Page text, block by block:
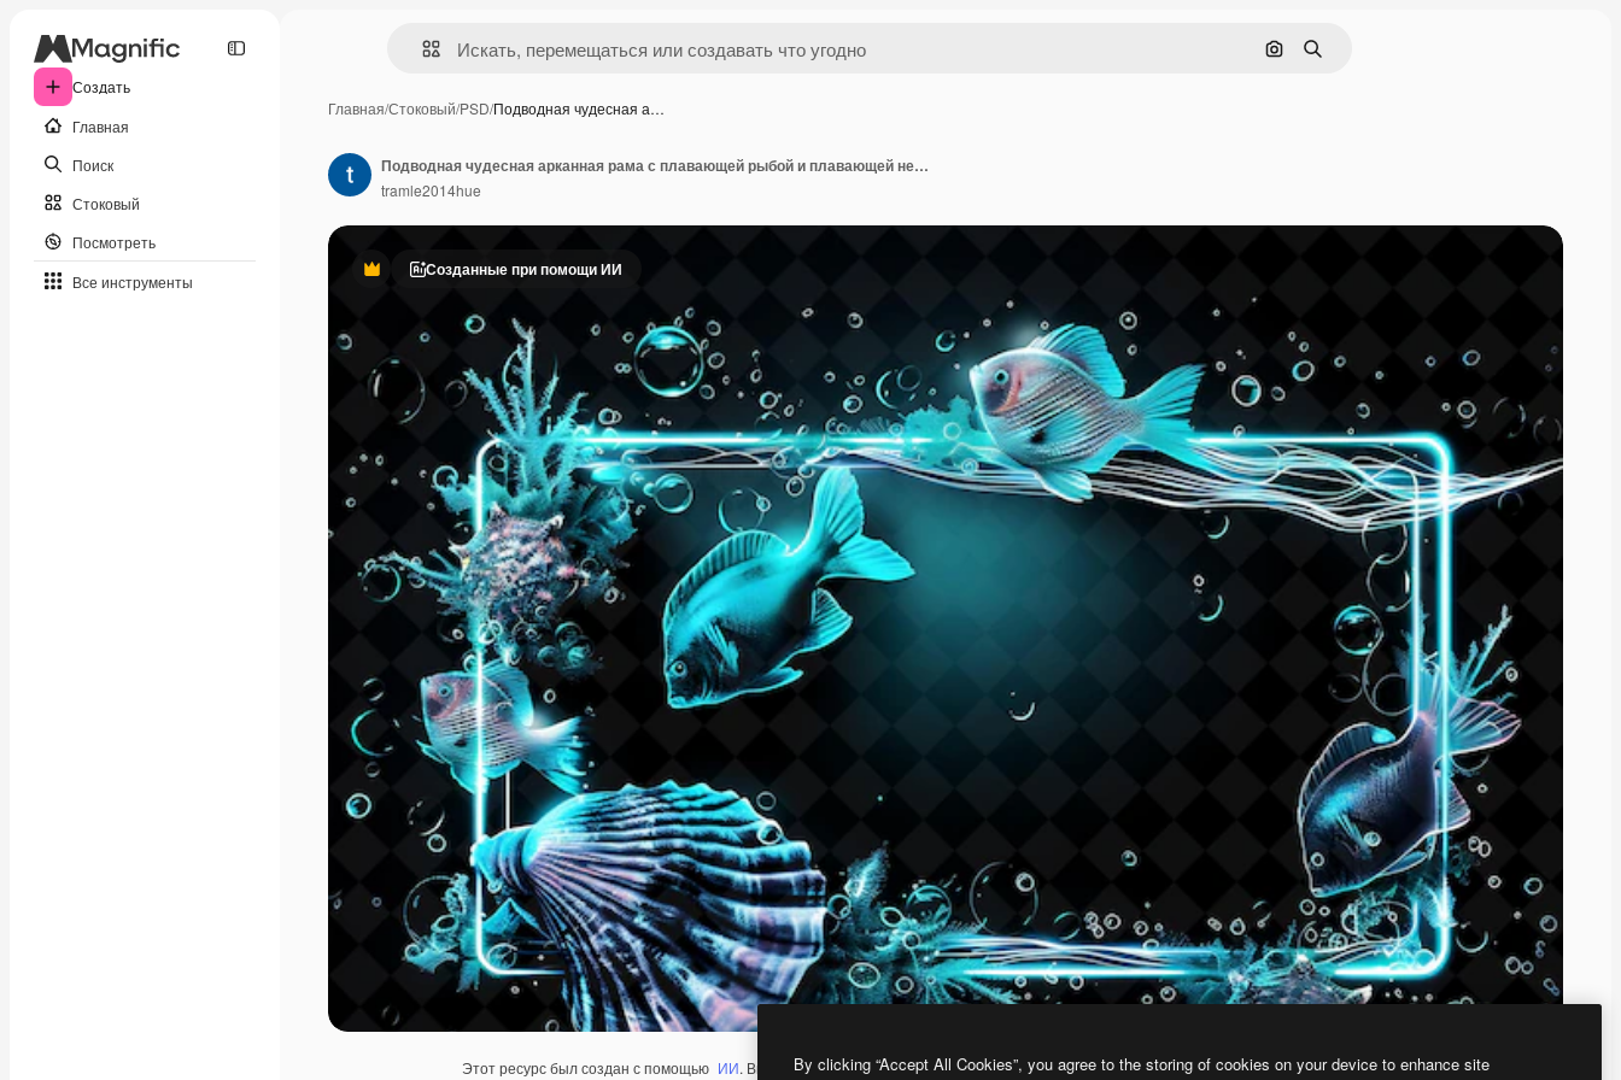
Создать
Главная
Поиск
Стоковый
Посмотреть
Все инструменты
Поиск по изображению
Поиск
Главная/Стоковый/PSD/Подводная чудесная а…
ПремиумСозданные при помощи ИИ
Этот ресурс был создан с помощью ИИ. Вы можете создать свой собственный с помощью нашего генератора изображений на основе ИИ.
Подводная чудесная арканная рама с плавающей рыбой и плавающей неоновой цветной рамой Коллекция Y2K
tramle2014hue
By clicking “Accept All Cookies”, you agree to the storing of cookies on your device to enhance site